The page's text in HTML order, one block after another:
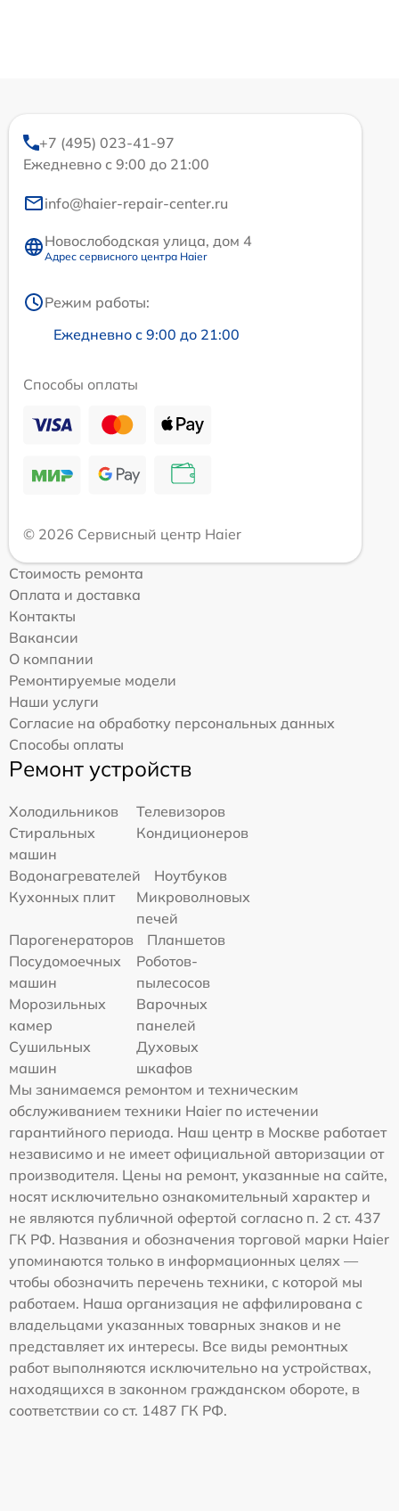
+7 (495) 023-41-97
Ежедневно с 9:00 до 21:00
info@haier-repair-center.ru
Новослободская улица, дом 4
Адрес сервисного центра Haier
Режим работы:
Ежедневно с 9:00 до 21:00
Способы оплаты
© 2026 Сервисный центр Haier
Стоимость ремонта
Оплата и доставка
Контакты
Вакансии
О компании
Ремонтируемые модели
Наши услуги
Согласие на обработку персональных данных
Способы оплаты
Ремонт устройств
Холодильников
Телевизоров
Стиральных
машин
Кондиционеров
Водонагревателей
Ноутбуков
Кухонных плит
Микроволновых
печей
Парогенераторов
Планшетов
Посудомоечных
машин
Роботов-
пылесосов
Морозильных
камер
Варочных
панелей
Сушильных
машин
Духовых
шкафов
Мы занимаемся ремонтом и техническим
обслуживанием техники Haier по истечении
гарантийного периода. Наш центр в Москве работает
независимо и не имеет официальной авторизации от
производителя. Цены на ремонт, указанные на сайте,
носят исключительно ознакомительный характер и
не являются публичной офертой согласно п. 2 ст. 437
ГК РФ. Названия и обозначения торговой марки Haier
упоминаются только в информационных целях —
чтобы обозначить перечень техники, с которой мы
работаем. Наша организация не аффилирована с
владельцами указанных товарных знаков и не
представляет их интересы. Все виды ремонтных
работ выполняются исключительно на устройствах,
находящихся в законном гражданском обороте, в
соответствии со ст. 1487 ГК РФ.